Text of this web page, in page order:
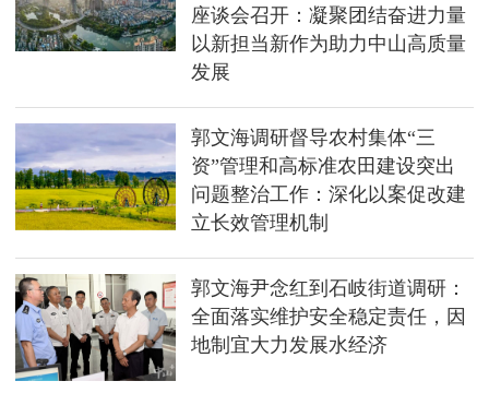
座谈会召开：凝聚团结奋进力量
以新担当新作为助力中山高质量
发展
郭文海调研督导农村集体“三
资”管理和高标准农田建设突出
问题整治工作：深化以案促改建
立长效管理机制
郭文海尹念红到石岐街道调研：
全面落实维护安全稳定责任，因
地制宜大力发展水经济